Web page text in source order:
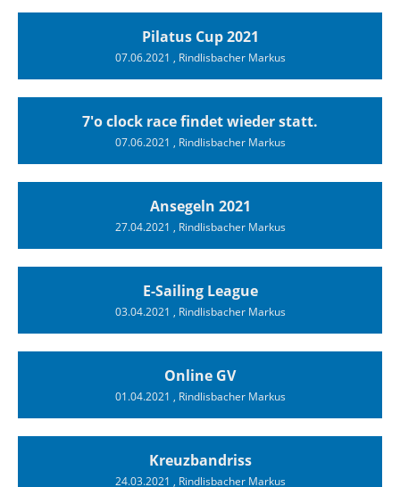
Pilatus Cup 2021
07.06.2021 , Rindlisbacher Markus
7'o clock race findet wieder statt.
07.06.2021 , Rindlisbacher Markus
Ansegeln 2021
27.04.2021 , Rindlisbacher Markus
E-Sailing League
03.04.2021 , Rindlisbacher Markus
Online GV
01.04.2021 , Rindlisbacher Markus
Kreuzbandriss
24.03.2021 , Rindlisbacher Markus